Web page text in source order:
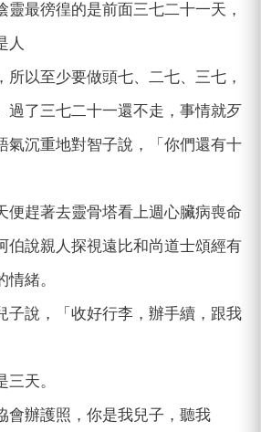
靈最徬徨的是前面三七二十一天，
人
所以至少要做頭七、二七、三七，
過了三七二十一還不走，事情就歹
氣沉重地對智子說，「你們還有十
便趕著去靈骨塔看上週心臟病喪命
伯說親人探視遠比和尚道士頌經有
緒。
子說，「收好行李，辦手續，跟我
天。
會辦護照，你是我兒子，聽我